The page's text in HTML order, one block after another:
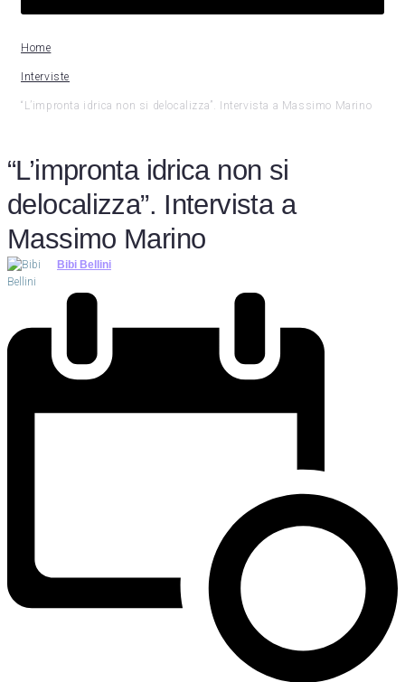
Home
Interviste
“L’impronta idrica non si delocalizza”. Intervista a Massimo Marino
“L’impronta idrica non si
delocalizza”. Intervista a
Massimo Marino
Bibi Bellini